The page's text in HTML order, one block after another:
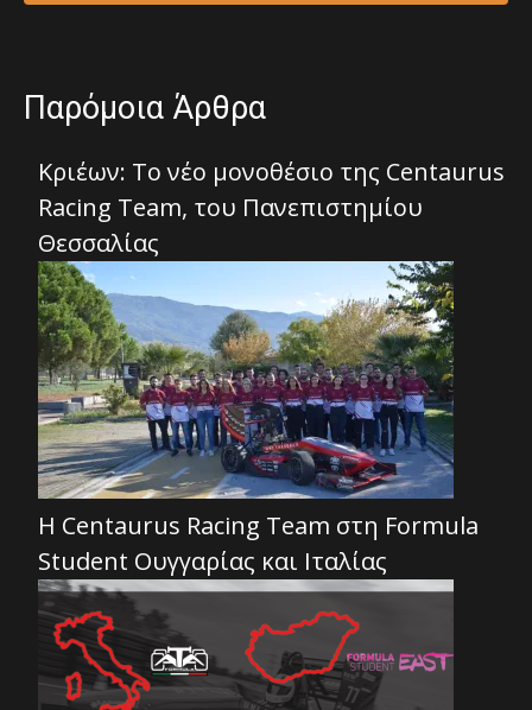
Παρόμοια Άρθρα
Κριέων: Το νέο μονοθέσιο της Centaurus
Racing Team, του Πανεπιστημίου
Θεσσαλίας
Η Centaurus Racing Team στη Formula
Student Ουγγαρίας και Ιταλίας